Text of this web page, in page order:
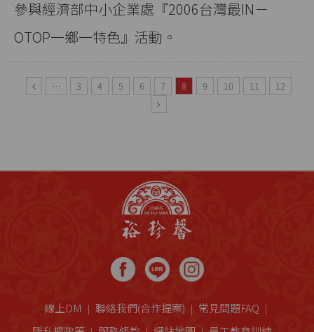
參與經濟部中小企業處『2006台灣最IN－
OTOP一鄉一特色』活動。
… 3 4 5 6 7 8 9 10 11 12
線上DM 聯絡我們(合作提案)
常見問題FAQ